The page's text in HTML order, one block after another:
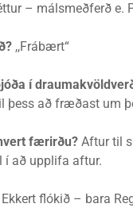
– málsmeðferð
,,Frábært“
í
þess að fræðast um
færirðu? Aftur til
að upplifa aftur.
Ekkert flókið – bara